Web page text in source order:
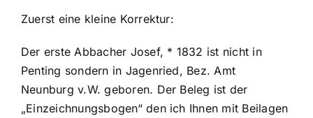
Zuerst eine kleine Korrektur:
Der erste Abbacher Josef, * 1832 ist nicht in
Penting sondern in Jagenried, Bez. Amt
Neunburg v.W. geboren. Der Beleg ist der
„Einzeichnungsbogen“ den ich Ihnen mit Beilagen